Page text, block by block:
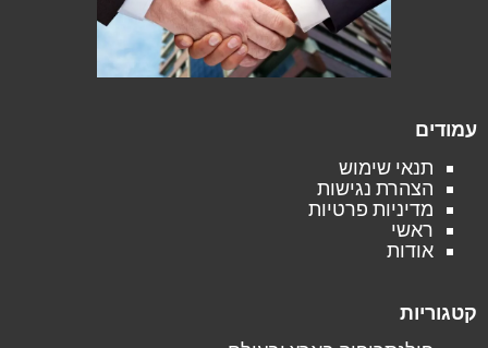
עמודים
תנאי שימוש
הצהרת נגישות
מדיניות פרטיות
ראשי
אודות
קטגוריות